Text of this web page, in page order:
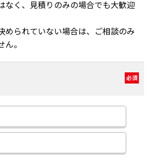
なく、見積りのみの場合でも大歓迎
められていない場合は、ご相談のみ
。
必須